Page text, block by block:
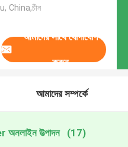
China,চীন
আমাদের সাথে যোগাযোগ
করুন
আমাদের সম্পর্কে
উত্পাদন (17)